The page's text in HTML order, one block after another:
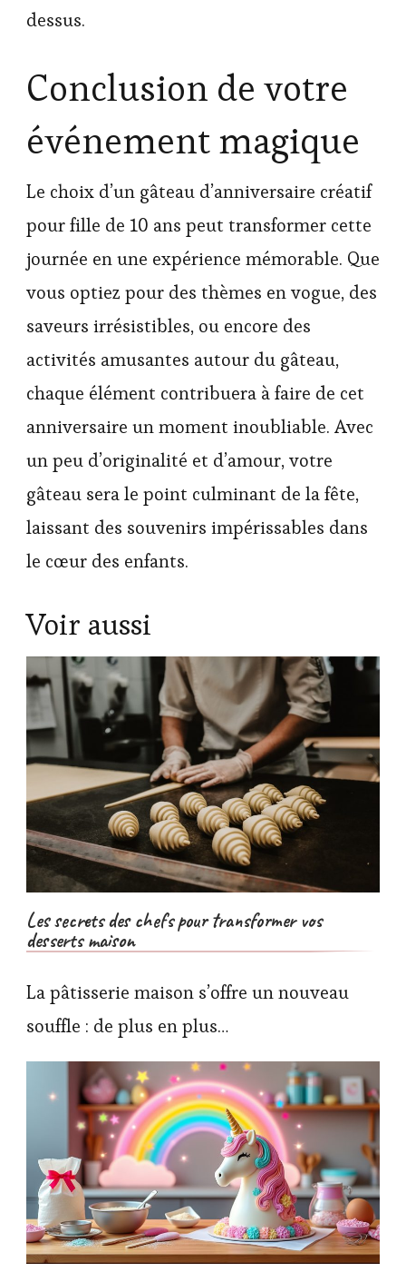
dessus.
Conclusion de votre
événement magique
Le choix d’un gâteau d’anniversaire créatif
pour fille de 10 ans peut transformer cette
journée en une expérience mémorable. Que
vous optiez pour des thèmes en vogue, des
saveurs irrésistibles, ou encore des
activités amusantes autour du gâteau,
chaque élément contribuera à faire de cet
anniversaire un moment inoubliable. Avec
un peu d’originalité et d’amour, votre
gâteau sera le point culminant de la fête,
laissant des souvenirs impérissables dans
le cœur des enfants.
Voir aussi
Les secrets des chefs pour transformer vos
desserts maison
La pâtisserie maison s’offre un nouveau
souffle : de plus en plus…